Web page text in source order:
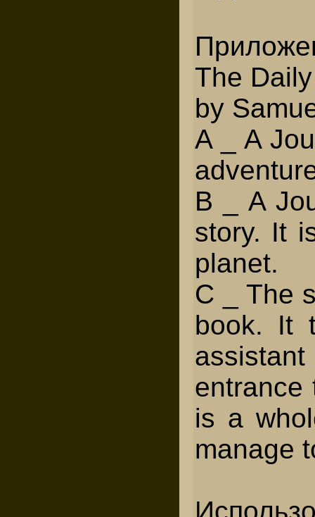
The
by
A _ A
В _ A
story. It
planet.
С _ The
book. It
entrance
is a
manage